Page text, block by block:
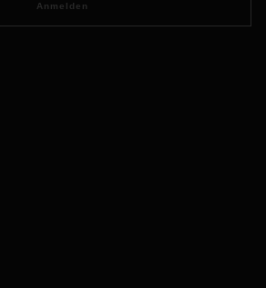
Anmelden